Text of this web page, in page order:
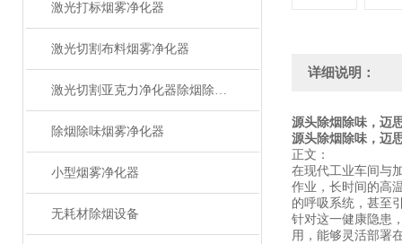
激光打标烟雾净化器
激光切割布料烟雾净化器
激光切割亚克力净化器除烟除味设备
除烟除味烟雾净化器
小型烟雾净化器
无耗材除烟设备
详细说明：
源头除烟除味，迈
源头除烟除味，迈
正文：
在现代工业车间与
作业，长时间的高
的呼吸系统，甚至
针对这一健康隐患
用，能够灵活部署